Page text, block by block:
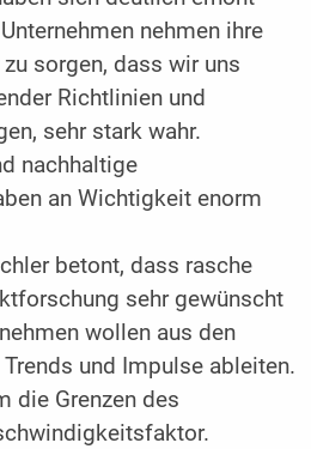
nehmen ihre
sorgen, dass wir uns
Richtlinien und
sehr stark wahr.
nachhaltige
an Wichtigkeit enorm
betont, dass rasche
sehr gewünscht
wollen aus den
und Impulse ableiten.
die Grenzen des